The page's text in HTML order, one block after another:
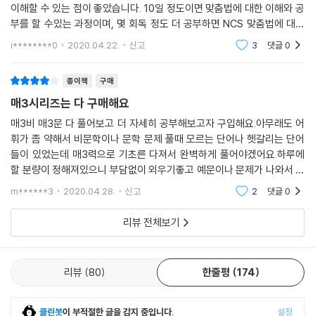
이해할 수 있는 점이 좋았습니다. 10일 정도이면 맞춤법에 대한 이해와 공
부를 할 수있는 과정이며, 몇 회독 정도 더 공부하면 NCS 맞춤법에 대한
대비가 가능 할것으로 생각됩니다. 매3비가 워낙 명성이 좋아서 구매 했는
i********0 2020.04.22. 신고 3 댓글0
종이책 구매
매3시리즈는 다 구매해요
매3비 매3문 다 풀어보고 더 자세히 공부해보고자 구입해요.아무래도 어
휘가 좀 약해서 비문학이나 문학 문제 풀때 모르는 단어나 헷갈리는 단어
들이 있었는데 매3력으로 기초른 다져서 완벽하게 풀어야겠어요.하루에
할 분량이 정해져있으니 부담없이 외우기좋고 예문이나 문제가 나와서 체
크하고 넘어갈수있네요.어휘가 완벽해지면 문법도 완벽하게 공부해야겠
m******3 2020.04.28. 신고 2 댓글0
리뷰 전체보기
리뷰 80 한줄평 174
클린봇이 부적절한 글을 감지 중입니다. 설정